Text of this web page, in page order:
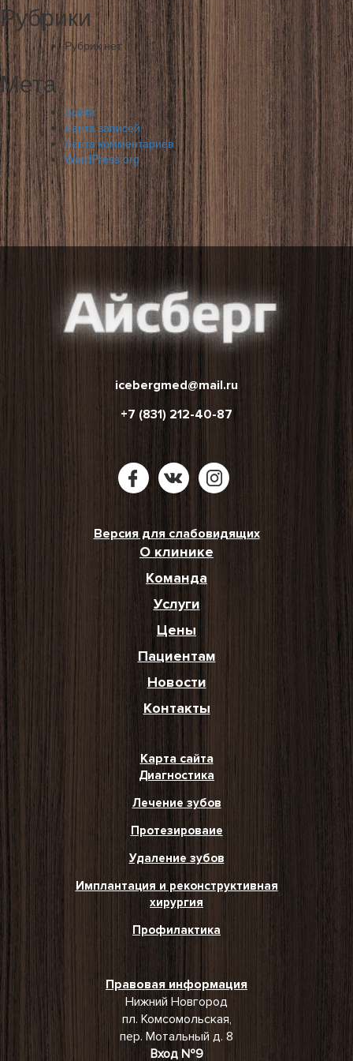
Рубрики
Рубрик нет
Мета
Войти
Лента записей
Лента комментариев
WordPress.org
icebergmed@mail.ru
+7 (831) 212-40-87
Версия для слабовидящих
О клинике
Команда
Услуги
Цены
Пациентам
Новости
Контакты
Карта сайта
Диагностика
Лечение зубов
Протезироваие
Удаление зубов
Имплантация и реконструктивная
хирургия
Профилактика
Правовая информация
Нижний Новгород
пл. Комсомольская,
пер. Мотальный д. 8
Вход №9